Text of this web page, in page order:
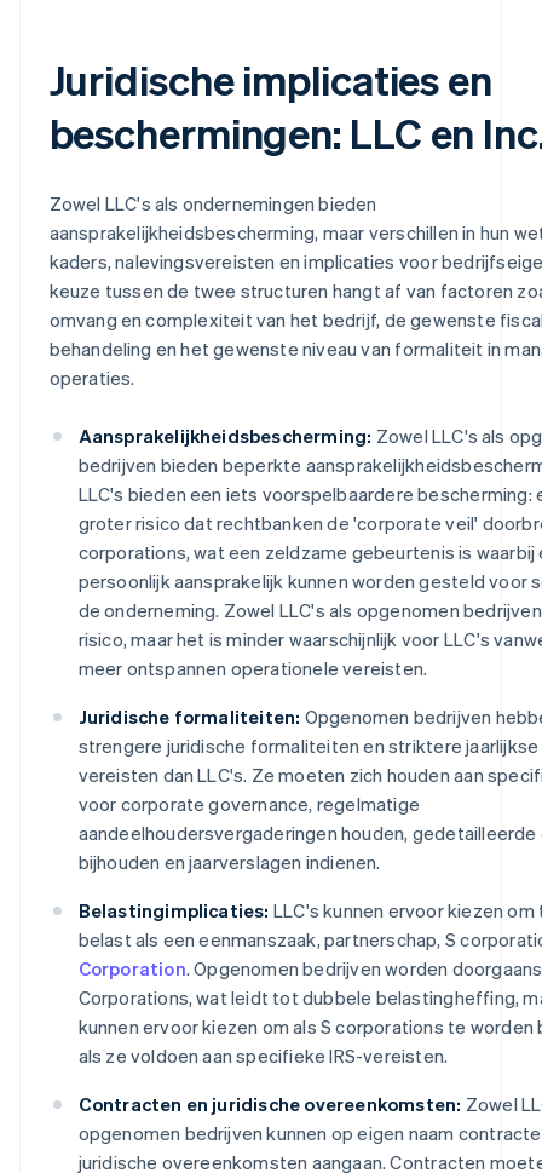
Juridische implicaties en
beschermingen: LLC en
Zowel LLC's als ondernemingen bieden
aansprakelijkheidsbescherming, maar verschillen in hun
kaders, nalevingsvereisten en implicaties voor
keuze tussen de twee structuren hangt af van factoren
omvang en complexiteit van het bedrijf, de gewenste
behandeling en het gewenste niveau van formaliteit in
operaties.
Aansprakelijkheidsbescherming: Zowel LLC's als
bedrijven bieden beperkte
LLC's bieden een iets voorspelbaardere bescherming:
groter risico dat rechtbanken de 'corporate veil'
corporations, wat een zeldzame gebeurtenis is waarbij
persoonlijk aansprakelijk kunnen worden gesteld voor
de onderneming. Zowel LLC's als opgenomen
risico, maar het is minder waarschijnlijk voor LLC's
meer ontspannen operationele vereisten.
Juridische formaliteiten: Opgenomen bedrijven
strengere juridische formaliteiten en striktere
vereisten dan LLC's. Ze moeten zich houden aan
voor corporate governance, regelmatige
aandeelhoudersvergaderingen houden,
bijhouden en jaarverslagen indienen.
Belastingimplicaties: LLC's kunnen ervoor kiezen
belast als een eenmanszaak, partnerschap, S
Corporation. Opgenomen bedrijven worden
Corporations, wat leidt tot dubbele belastingheffing,
kunnen ervoor kiezen om als S corporations te worden
als ze voldoen aan specifieke IRS-vereisten.
Contracten en juridische overeenkomsten: Zowel
opgenomen bedrijven kunnen op eigen naam
juridische overeenkomsten aangaan. Contracten